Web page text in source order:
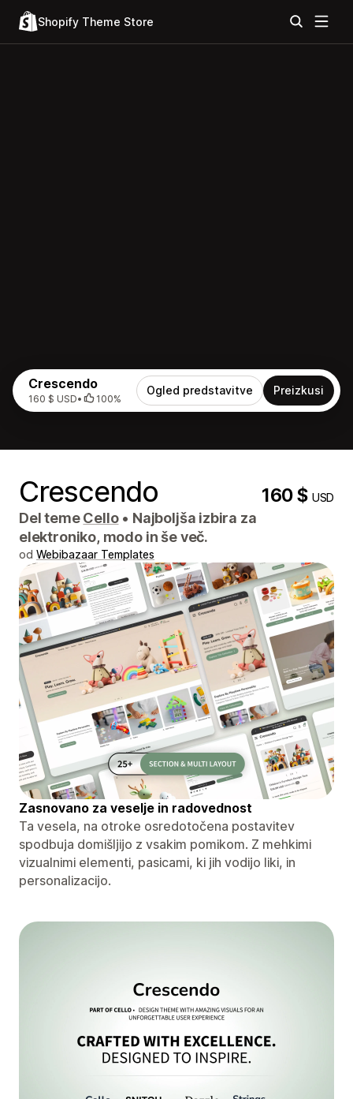
Shopify Theme Store
Crescendo
160 $ USD• 100%
Ogled predstavitve Preizkusi
Crescendo 160 $USD
Del temeCello • Najboljša izbira za
elektroniko, modo in še več.
od Webibazaar Templates
Zasnovano za veselje in radovednost
Ta vesela, na otroke osredotočena postavitev
spodbuja domišljijo z vsakim pomikom. Z mehkimi
vizualnimi elementi, pasicami, ki jih vodijo liki, in
personalizacijo.